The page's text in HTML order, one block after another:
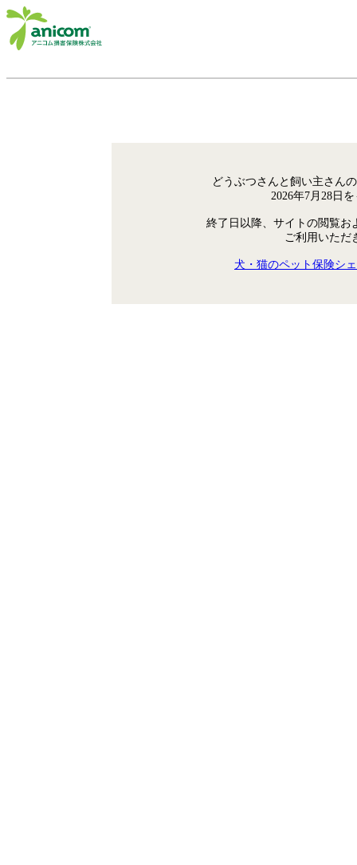
どうぶつさんと飼い主さん
2026年7月28日
終了日以降、サイトの閲覧お
ご利用いただ
犬・猫のペット保険シ